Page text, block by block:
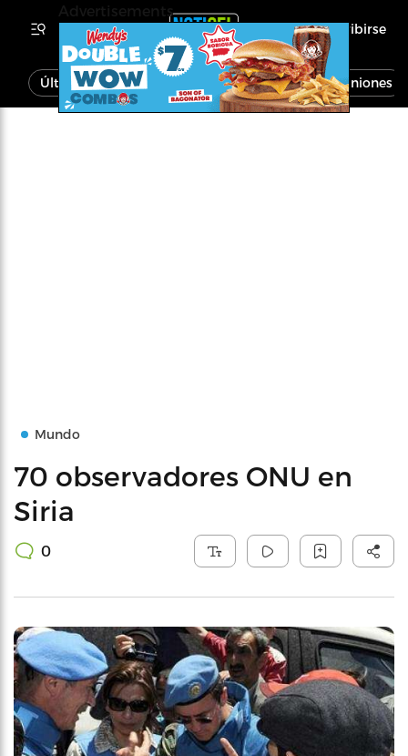
Inscribirse
Última Hora Noticias Economía Opiniones
Mundo
70 observadores ONU en
Siria
0
Advertisements